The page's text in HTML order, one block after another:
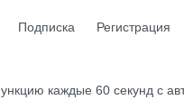
Подписка Регистрация
каждые 60 секунд с